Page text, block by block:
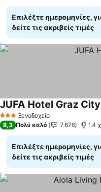
Επιλέξτε ημερομηνίες,
δείτε τις ακριβείς τιμές
3 ΑστέριαΞενοδοχείο
JUFA Hotel Graz City
8,3 Πολύ καλό 7.676 1.4
Επιλέξτε ημερομηνίες,
δείτε τις ακριβείς τιμές